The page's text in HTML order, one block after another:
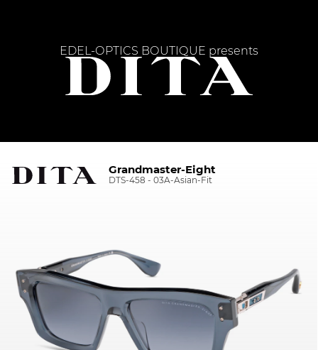
EDEL-OPTICS BOUTIQUE presents
Grandmaster-Eight
DTS-458 - 03A-Asian-Fit